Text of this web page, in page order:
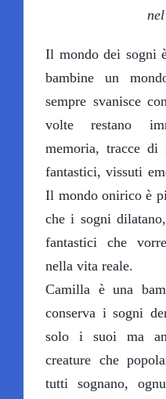
Il mondo dei sogni
bambine un
sempre svanisce
volte restano
memoria, tracce di
fantastici, vissuti
Il mondo onirico è
che i sogni
fantastici che
nella vita reale.
Camilla è una
conserva i sogni
solo i suoi ma
creature che
tutti sognano,